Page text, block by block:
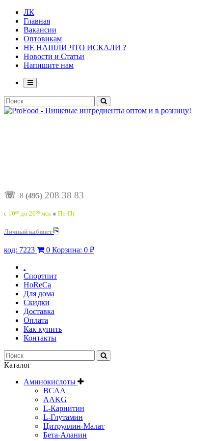
ЛК
Главная
Вакансии
Оптовикам
НЕ НАШЛИ ЧТО ИСКАЛИ ?
Новости и Статьи
Напишите нам
☏ 8 (495) 208 38 83
с 10ºº до 20ºº мск ● Пн-Пт
Личный кабинет⎘
код: 7223 0 Корзина: 0 ₽
.
Спортпит
HoReCa
Для дома
Скидки
Доставка
Оплата
Как купить
Контакты
Каталог
Аминокислоты
BCAA
AAKG
L-Карнитин
L-Глутамин
Цитруллин-Малат
Бета-Аланин